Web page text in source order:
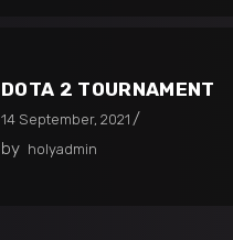
DOTA 2 TOURNAMENT
14 September, 2021
by holyadmin